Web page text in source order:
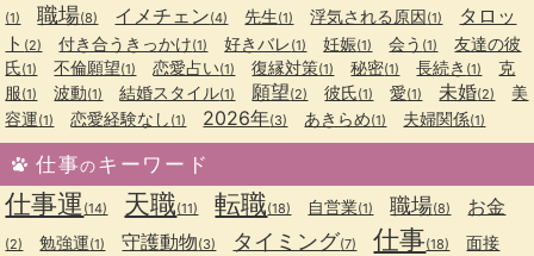
(1) 職場(8) イメチェン(4) 先生(1) 浮気される原因(1)
タロッ
ト (2) 付き合うきっかけ(1) 好きバレ(1) 妊娠(1) 会う (1)
友達の彼
氏(1) 不倫願望(1) 恋愛占い(1) 復縁対策(1) 秘密(1) 長続き (1)
克
服(1) 波動(1) 結婚スタイル(1) 願望(2) 彼氏(1) 愛(1) 未婚(2)
美
容運(1) 恋愛経験なし (1) 2026年(3) あきらめ(1) 夫婦関係(1)
仕事のキーワード
仕事運 (14) 天職(11) 転職(18) 自営業(1) 職場(8) お金
(2) 勉強運(1) 守護動物(3) タイミング(7) 仕事(18) 面接